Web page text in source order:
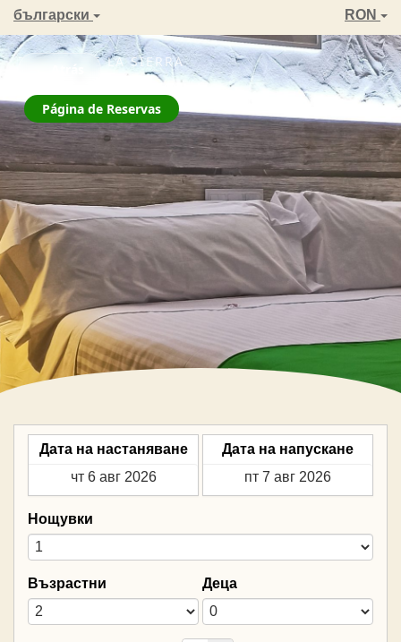
български RON
ZAHARA DE LA SIERRA
La Jarana
Página de Reservas
Дата на настаняване Дата на напускане
Нощувки
Възрастни Деца